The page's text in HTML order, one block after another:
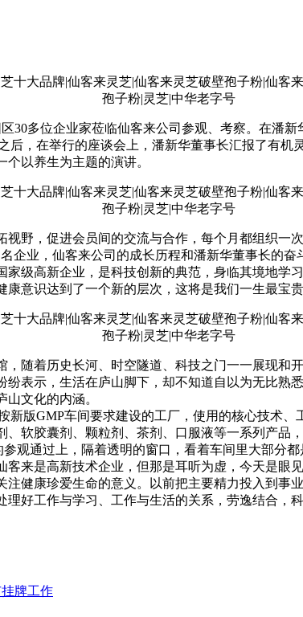
30多位企业家莅临仙客来公司参观、考察。在潘
，在举行的座谈会上，潘新华董事长汇报了有
以养生为主题的演讲。
野，促进会员间的交流与合作，每个月都组织一
企业，仙客来公司的成长历程和潘新华董事长的
级高新企业，是科技创新的典范，身临其境地
意识达到了一个新的层次，这将是我们一生最宝
随着历史长河、时空隧道、科技之门一一展现和
表示，生活在庐山脚下，却不知道自以为无比熟
文化的内涵。
版GMP车间要求建设的工厂，使用的核心技术
软胶囊剂、颗粒剂、茶剂、口服液等一系列产品
观通过上，隔着透明的窗口，看着车间里大部分
来是高新技术企业，但那是耳听为虚，今天是眼见
健康珍爱生命的意义。以前把主要精力投入到事
好工作与学习、工作与生活的关系，劳逸结合
牌工作